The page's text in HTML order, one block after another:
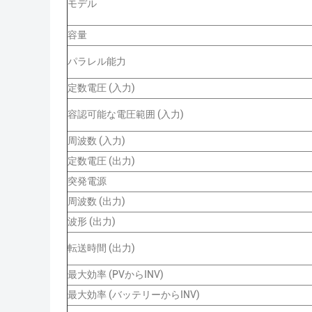
モデル
容量
パラレル能力
定数電圧 (入力)
容認可能な電圧範囲 (入力)
周波数 (入力)
定数電圧 (出力)
突発電源
周波数 (出力)
波形 (出力)
転送時間 (出力)
最大効率 (PVからINV)
最大効率 (バッテリーからINV)